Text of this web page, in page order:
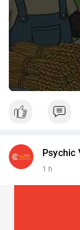
Nguồn: Cú Thông
Psychic
1 h